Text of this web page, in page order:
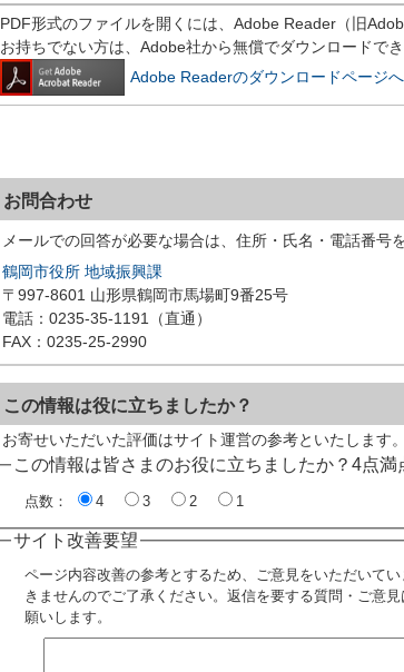
PDF形式のファイルを開くには、Adobe Reader（旧
お持ちでない方は、Adobe社から無償でダウンロードでき
Adobe Readerのダウンロードページへ
お問合わせ
メールでの回答が必要な場合は、住所・氏名・電話番号
鶴岡市役所 地域振興課
〒997-8601 山形県鶴岡市馬場町9番25号
電話：0235-35-1191（直通）
FAX：0235-25-2990
この情報は役に立ちましたか？
お寄せいただいた評価はサイト運営の参考といたします。
この情報は皆さまのお役に立ちましたか？4点満
点数： 4 3 2 1
サイト改善要望
ページ内容改善の参考とするため、ご意見をいただいて
きませんのでご了承ください。返信を要する質問・ご意
願いします。